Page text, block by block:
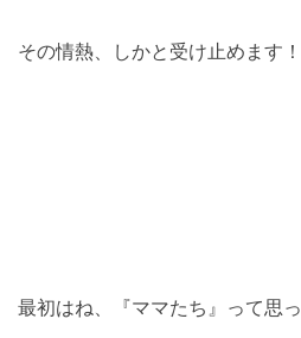
その情熱、しかと受け止めます！
最初はね、『ママたち』って思